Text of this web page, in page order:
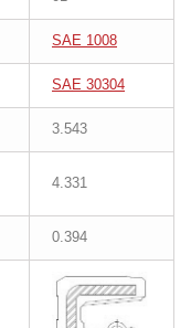
SAE 1008
SAE 30304
3.543
4.331
0.394